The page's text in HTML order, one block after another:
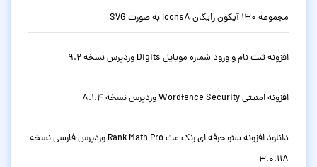
مجموعه 130 آیکون رایگان Icons8 به صورت SVG
افزونه ثبت نام و ورود شماره موبایل Digits وردپرس نسخه 9.2
افزونه امنیتی Wordfence Security وردپرس نسخه 8.1.4
دانلود افزونه سئو حرفه ای رنک مث Rank Math Pro وردپرس فارسی نسخه
3.0.118